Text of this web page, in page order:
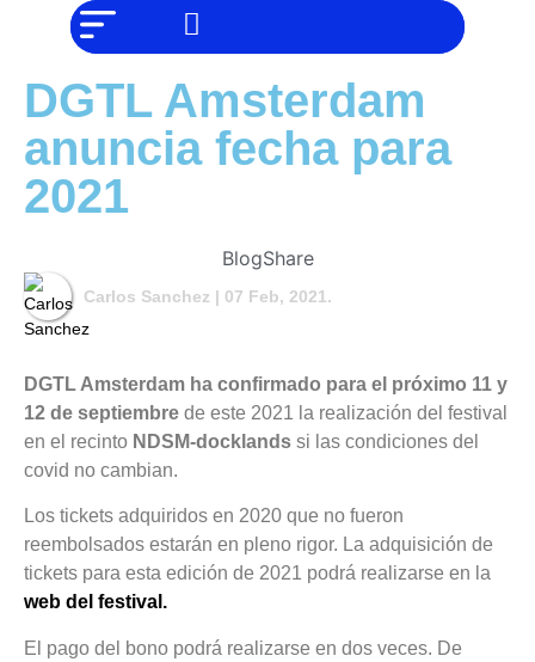
Entrevistas
Foodie
Mix
series
Mes
Música
PERO IGUAL
PODEMOS
AYUDAR
DGTL Amsterdam
anuncia fecha para
2021
BlogShare
Carlos Sanchez | 07 Feb, 2021.
DGTL Amsterdam ha confirmado para el próximo 11 y
12 de septiembre de este 2021 la realización del festival
en el recinto NDSM-docklands si las condiciones del
covid no cambian.
Los tickets adquiridos en 2020 que no fueron
reembolsados estarán en pleno rigor. La adquisición de
tickets para esta edición de 2021 podrá realizarse en la
web del festival.
El pago del bono podrá realizarse en dos veces. De